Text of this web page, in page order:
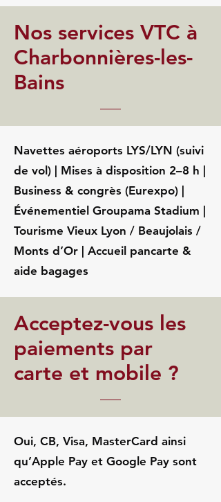
Nos services VTC à
Charbonnières-les-
Bains
Navettes aéroports LYS/LYN (suivi
de vol) | Mises à disposition 2–8 h |
Business & congrès (Eurexpo) |
Événementiel Groupama Stadium |
Tourisme Vieux Lyon / Beaujolais /
Monts d’Or | Accueil pancarte &
aide bagages
Acceptez-vous les
paiements par
carte et mobile ?
Oui, CB, Visa, MasterCard ainsi
qu’Apple Pay et Google Pay sont
acceptés.